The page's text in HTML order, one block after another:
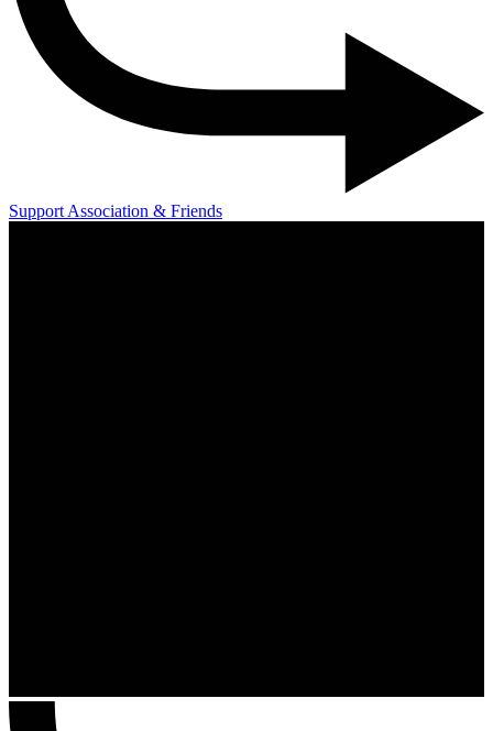
Support Association & Friends